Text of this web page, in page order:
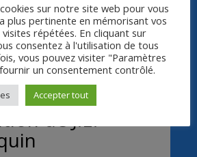
sur notre site web pour vous
plus pertinente en mémorisant vos
répétées. En cliquant sur
consentez à l'utilisation de tous
vous pouvez visiter "Paramètres
un consentement contrôlé.
Accepter tout